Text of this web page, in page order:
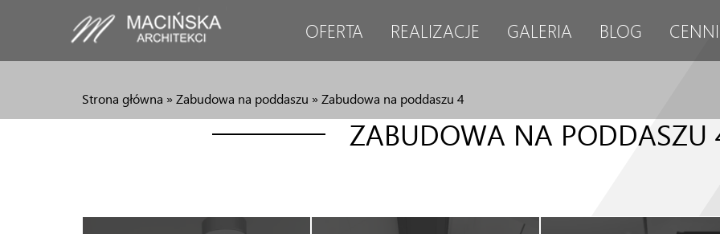
OFERTA REALIZACJE GALERIA BLOG
Strona główna »Zabudowa na poddaszu »Zabudowa na poddaszu 4
ZABUDOWA NA PODDASZU